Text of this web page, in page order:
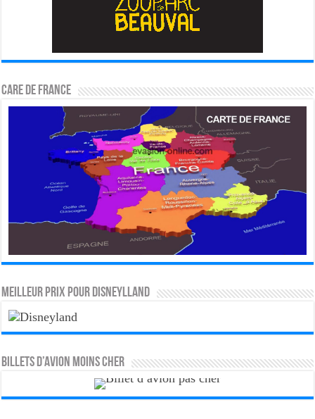
CARE DE FRANCE
MEILLEUR PRIX POUR DISNEYLLAND
Billets d’avion moins cher